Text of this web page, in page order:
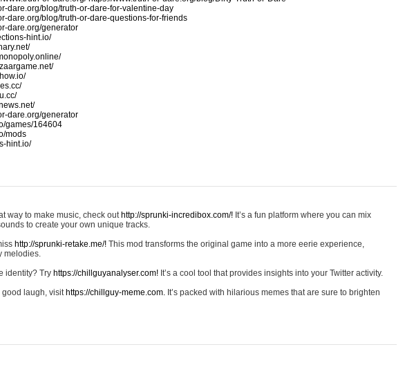
dare.org/blog/truth-or-dare-for-valentine-day
dare.org/blog/truth-or-dare-questions-for-friends
dare.org/generator
hint.io/
dare.org/generator
games/164604
mods
hint.io/
way to make music, check out http://sprunki-incredibox.com/! It’s a fun platform where you can mix
to create your own unique tracks.
http://sprunki-retake.me/! This mod transforms the original game into a more eerie experience,
melodies.
identity? Try https://chillguyanalyser.com! It’s a cool tool that provides insights into your Twitter activity.
good laugh, visit https://chillguy-meme.com. It’s packed with hilarious memes that are sure to brighten